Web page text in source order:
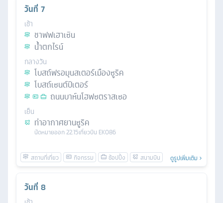
วันที่ 7
เช้า
ชาฟฟเฮาเซิน
น้ำตกไรน์
กลางวัน
โบสถ์ฟรอมุนสเตอร์เมืองซูริค
โบสถ์เซนต์ปีเตอร์
ถนนบาห์นโฮฟซตราสเซอ
เย็น
ท่าอากาศยานซูริค
นัดหมายออก22.15เที่ยวบิน EK086
ดูรูปเพิ่มเติม
วันที่ 8